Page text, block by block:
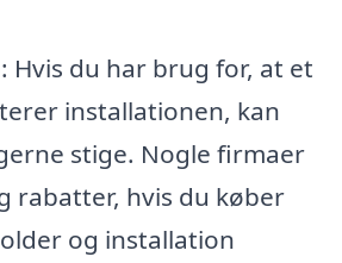
Hvis du har brug for, at et
installationen, kan
stige. Nogle firmaer
rabatter, hvis du køber
og installation